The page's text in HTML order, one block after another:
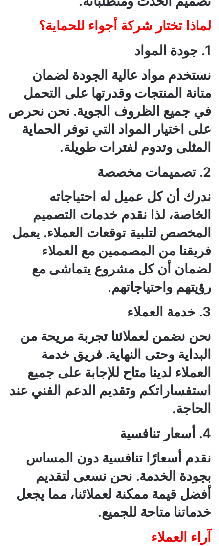
لماذا تختار شركة أجواء للحماية؟
1. جودة المواد
نستخدم مواد عالية الجودة لضمان
متانة المنتجات وقدرتها على التحمل
في جميع الظروف الجوية. نحن نحرص
على اختيار المواد التي توفر الحماية
المثلى وتدوم لفترات طويلة.
2. تصميمات مخصصة
ندرك أن كل عميل له احتياجاته
الخاصة، لذا نقدم خدمات التصميم
المخصص لتلبية توقعات العملاء. يعمل
فريقنا من المصممين مع العملاء
لضمان أن كل مشروع يتماشى مع
رؤيتهم واحتياجاتهم.
3. خدمة العملاء
نحن نضمن لعملائنا تجربة مريحة من
البداية وحتى النهاية. فريق خدمة
العملاء لدينا متاح للإجابة على جميع
استفساراتكم وتقديم الدعم الفني عند
الحاجة.
4. أسعار تنافسية
نقدم أسعارًا تنافسية دون المساس
بجودة الخدمة. نحن نسعى لتقديم
أفضل قيمة ممكنة لعملائنا، مما يجعل
خدماتنا متاحة للجميع.
آراء العملاء